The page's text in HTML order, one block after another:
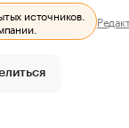
источников.